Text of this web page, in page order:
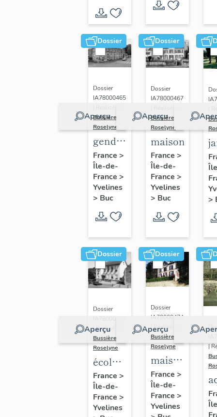
Dossier
Aperçu
Dossier
IA78000465
Bussière
Roselyne
gendarmerie,
actuellement
immeuble
France >
Île-de-
France >
Yvelines
> Buc
Dossier
Aperçu
Dossier
IA78000467
Bussière
Roselyne
maison
France >
Île-de-
France >
Yvelines
> Buc
>
Dossier
Aperçu
Dossier
| Réalisé par
Bussière
Roselyne
école
primaire
de
filles,
France >
Île-de-
France >
Yvelines
Dossier
Aperçu
Dossier
IA78000474
| Réalisé par
Bussière
Roselyne
maison
dite
villa
Saint
Marie
France >
Île-de-
France >
Yvelines
|